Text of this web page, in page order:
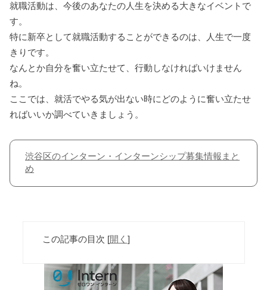
就職活動は、今後のあなたの人生を決める大きなイベントで
す。
特に新卒として就職活動することができるのは、人生で一度
きりです。
なんとか自分を奮い立たせて、行動しなければいけません
ね。
ここでは、就活でやる気が出ない時にどのように奮い立たせ
ればいいか調べていきましょう。
渋谷区のインターン・インターンシップ募集情報まと
め
この記事の目次 [開く ]